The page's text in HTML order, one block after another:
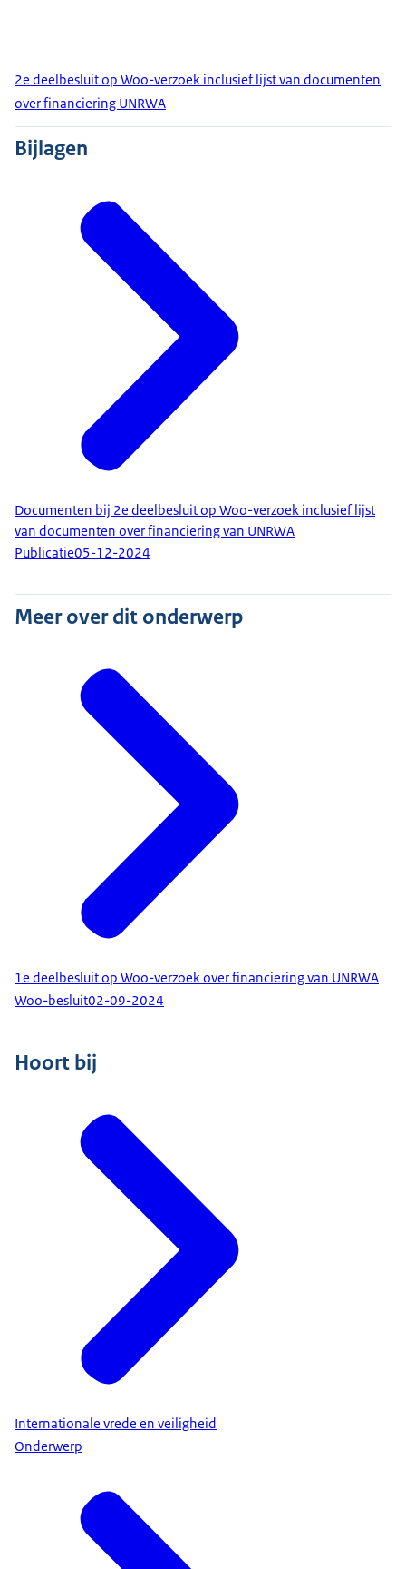
2e deelbesluit op Woo-verzoek inclusief lijst van documenten
over financiering UNRWA
Bijlagen
Documenten bij 2e deelbesluit op Woo-verzoek inclusief lijst
van documenten over financiering van UNRWA
Publicatie05-12-2024
Meer over dit onderwerp
1e deelbesluit op Woo-verzoek over financiering van UNRWA
Woo-besluit02-09-2024
Hoort bij
Internationale vrede en veiligheid
Onderwerp